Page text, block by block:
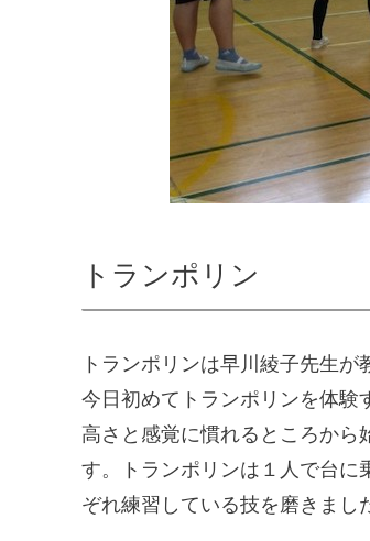
トランポリン
トランポリンは早川綾子先生
今日初めてトランポリンを体験
高さと感覚に慣れるところから
す。トランポリンは１人で台に
ぞれ練習している技を磨きまし